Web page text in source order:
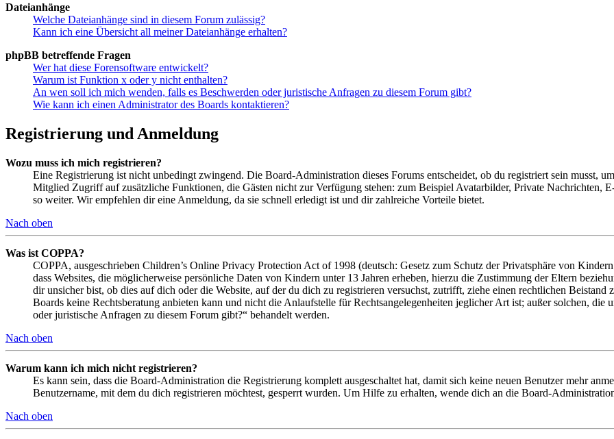
Dateianhänge
Welche Dateianhänge sind in diesem Forum zulässig?
Kann ich eine Übersicht all meiner Dateianhänge erhalten?
phpBB betreffende Fragen
Wer hat diese Forensoftware entwickelt?
Warum ist Funktion x oder y nicht enthalten?
An wen soll ich mich wenden, falls es Beschwerden oder juristische Anfragen zu diesem Forum gibt?
Wie kann ich einen Administrator des Boards kontaktieren?
Registrierung und Anmeldung
Wozu muss ich mich registrieren?
Eine Registrierung ist nicht unbedingt zwingend. Die Board-Administration dieses Forums entscheidet, ob du registriert sein musst,
Mitglied Zugriff auf zusätzliche Funktionen, die Gästen nicht zur Verfügung stehen: zum Beispiel Avatarbilder, Private Nachrichten,
so weiter. Wir empfehlen dir eine Anmeldung, da sie schnell erledigt ist und dir zahlreiche Vorteile bietet.
Nach oben
Was ist COPPA?
COPPA, ausgeschrieben Children’s Online Privacy Protection Act of 1998 (deutsch: Gesetz zum Schutz der Privatsphäre von
dass Websites, die möglicherweise persönliche Daten von Kindern unter 13 Jahren erheben, hierzu die Zustimmung der Eltern
dir unsicher bist, ob dies auf dich oder die Website, auf der du dich zu registrieren versuchst, zutrifft, ziehe einen rechtlichen
Boards keine Rechtsberatung anbieten kann und nicht die Anlaufstelle für Rechtsangelegenheiten jeglicher Art ist; außer solchen,
oder juristische Anfragen zu diesem Forum gibt?“ behandelt werden.
Nach oben
Warum kann ich mich nicht registrieren?
Es kann sein, dass die Board-Administration die Registrierung komplett ausgeschaltet hat, damit sich keine neuen Benutzer mehr
Benutzername, mit dem du dich registrieren möchtest, gesperrt wurden. Um Hilfe zu erhalten, wende dich an die Board-
Nach oben